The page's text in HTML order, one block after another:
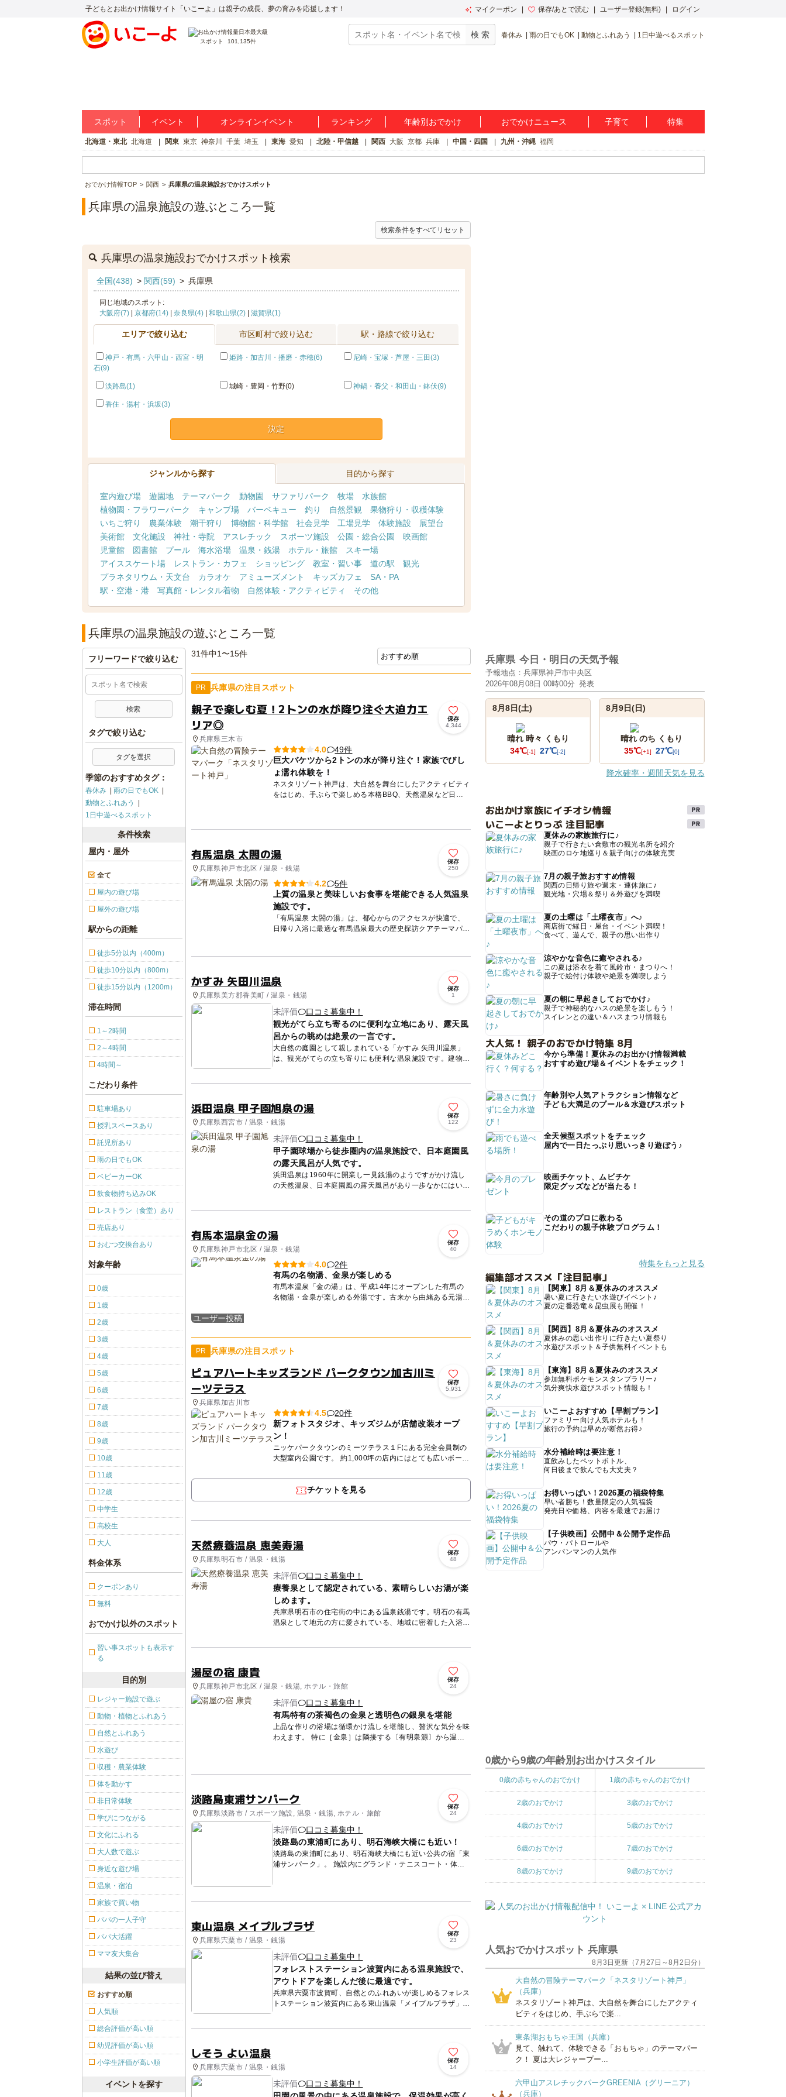
子どもとお出かけ情報サイト「いこーよ」は親子の成長、夢の育みを応援します！ マイクーポン 保存/あとで読む ユーザー登録(無料) ログイン
スポット 101,135件
春休み 雨の日でもOK 動物とふれあう 1日中遊べるスポット
スポット イベント オンラインイベント ランキング 年齢別おでかけ おでかけニュース 子育て 特集
北海道・東北 北海道 関東 東京 神奈川 千葉 埼玉 東海 愛知 北陸・甲信越 関西 大阪 京都 兵庫 中国・四国 九州・沖縄 福岡
おでかけ情報TOP 関西 兵庫県の温泉施設おでかけスポット
兵庫県の温泉施設の遊ぶところ一覧
検索条件をすべてリセット
兵庫県の温泉施設おでかけスポット検索
全国(438) > 関西(59) > 兵庫県
同じ地域のスポット:
大阪府(7)| 京都府(14)| 奈良県(4)| 和歌山県(2)| 滋賀県(1)
エリアで絞り込む 市区町村で絞り込む 駅・路線で絞り込む
神戸・有馬・六甲山・西宮・明
石(9)
姫路・加古川・播磨・赤穂(6) 尼崎・宝塚・芦屋・三田(3)
淡路島(1) 城崎・豊岡・竹野(0) 神鍋・養父・和田山・鉢伏(9)
香住・湯村・浜坂(3)
決定
ジャンルから探す 目的から探す
室内遊び場 遊園地 テーマパーク 動物園 サファリパーク 牧場
水族館
植物園・フラワーパーク
キャンプ場 バーベキュー 釣り 自然景観
果物狩り・収穫体験
いちご狩り
農業体験 潮干狩り 博物館・科学館 社会見学 工場見学 体験施設
展望台
美術館
文化施設 神社・寺院 アスレチック スポーツ施設 公園・総合公園
映画館
児童館
図書館 プール 海水浴場 温泉・銭湯 ホテル・旅館
スキー場
アイススケート場
レストラン・カフェ ショッピング 教室・習い事 道の駅
観光
プラネタリウム・天文台
カラオケ アミューズメント キッズカフェ
SA・PA
駅・空港・港
写真館・レンタル着物 自然体験・アクティビティ その他
兵庫県の温泉施設の遊ぶところ一覧
31件中1〜15件
PR 兵庫県の注目スポット
親子で楽しむ夏！2トンの水が降り注ぐ大迫力エ
リア◎
兵庫県三木市
保存
4,344
4.0
49件
巨大バケツから2トンの水が降り注ぐ！家族でびし
ょ濡れ体験を！
ネスタリゾート神戸は、大自然を舞台にしたアクティビティ
をはじめ、手ぶらで楽しめる本格BBQ、天然温泉など日帰
有馬温泉 太閤の湯
兵庫県神戸市北区 / 温泉・銭湯
保存
250
4.2
5件
上質の温泉と美味しいお食事を堪能できる人気温泉
施設です。
「有馬温泉 太閤の湯」は、都心からのアクセスが快適で、
日帰り入浴に最適な有馬温泉最大の歴史探訪クアテーマパー
かすみ 矢田川温泉
兵庫県美方郡香美町 / 温泉・銭湯
保存
1
未評価
口コミ募集中！
観光がてら立ち寄るのに便利な立地にあり、露天風
呂からの眺めは絶景の一言です。
大自然の庭園として親しまれている「かすみ 矢田川温泉」
は、観光がてらの立ち寄りにも便利な温泉施設です。建物か
らは木の温もりが感じられ、家庭的な雰囲気を演出していま
浜田温泉 甲子園旭泉の湯
兵庫県西宮市 / 温泉・銭湯
保存
122
未評価
口コミ募集中！
甲子園球場から徒歩圏内の温泉施設で、日本庭園風
の露天風呂が人気です。
浜田温泉は1960年に開業し一見銭湯のようですがかけ流し
の天然温泉、日本庭園風の露天風呂があり一歩なかにはいる
有馬本温泉金の湯
兵庫県神戸市北区 / 温泉・銭湯
保存
40
ユーザー投稿
4.0
2件
有馬の名物湯、金泉が楽しめる
有馬本温泉「金の湯」は、平成14年にオープンした有馬の
名物湯・金泉が楽しめる外湯です。古来から由緒ある元湯と
PR 兵庫県の注目スポット
ピュアハートキッズランド パークタウン加古川ミ
ーツテラス
兵庫県加古川市
保存
5,931
4.5
20件
新フォトスタジオ、キッズジムが店舗改装オープ
ン！
ニッケパークタウンのミーツテラス１Fにある完全会員制の
大型室内公園です。 約1,000坪の店内にはとても広いボール
な遊...
チケットを見る
天然療養温泉 恵美寿湯
兵庫県明石市 / 温泉・銭湯
保存
48
未評価
口コミ募集中！
療養泉として認定されている、素晴らしいお湯が楽
しめます。
兵庫県明石市の住宅街の中にある温泉銭湯です。明石の有馬
温泉として地元の方に愛されている、地域に密着した入浴施
湯屋の宿 康貴
兵庫県神戸市北区 / 温泉・銭湯, ホテル・旅館
保存
24
未評価
口コミ募集中！
有馬特有の茶褐色の金泉と透明色の銀泉を堪能
上品な作りの浴場は循環かけ流しを堪能し、贅沢な気分を味
わえます。 特に［金泉］は隣接する〔有明泉源〕から温泉
淡路島東浦サンパーク
兵庫県淡路市 / スポーツ施設, 温泉・銭湯, ホテル・旅館
保存
24
未評価
口コミ募集中！
淡路島の東浦町にあり、明石海峡大橋にも近い！
淡路島の東浦町にあり、明石海峡大橋にも近い公共の宿「東
浦サンパーク」。 施設内にグランド・テニスコート・体育
設・飲食施設...
東山温泉 メイプルプラザ
兵庫県宍粟市 / 温泉・銭湯
保存
23
未評価
口コミ募集中！
フォレストステーション波賀内にある温泉施設で、
アウトドアを楽しんだ後に最適です。
兵庫県宍粟市波賀町、自然とのふれあいが楽しめるフォレス
トステーション波賀内にある東山温泉「メイプルプラザ」。
東山温泉「ラドンの湯」には、露天風呂やジェット風呂、泡
しそう よい温泉
兵庫県宍粟市 / 温泉・銭湯
保存
14
未評価
口コミ募集中！
フリーワードで絞り込む
タグで絞り込む
タグを選択
季節のおすすめタグ：
春休み
雨の日でもOK
動物とふれあう
1日中遊べるスポット
条件検索
屋内・屋外
全て
屋内の遊び場
屋外の遊び場
駅からの距離
徒歩5分以内（400m）
徒歩10分以内（800m）
徒歩15分以内（1200m）
滞在時間
1～2時間
2～4時間
4時間～
こだわり条件
駐車場あり
授乳スペースあり
託児所あり
雨の日でもOK
ベビーカーOK
飲食物持ち込みOK
レストラン（食堂）あり
売店あり
おむつ交換台あり
対象年齢
0歳
1歳
2歳
3歳
4歳
5歳
6歳
7歳
8歳
9歳
10歳
11歳
12歳
中学生
高校生
大人
料金体系
クーポンあり
無料
おでかけ以外のスポット
習い事スポットも表示す
る
目的別
レジャー施設で遊ぶ
動物・植物とふれあう
自然とふれあう
水遊び
収穫・農業体験
体を動かす
非日常体験
学びにつながる
文化にふれる
大人数で遊ぶ
身近な遊び場
温泉・宿泊
家族で買い物
パパの一人子守
パパ大活躍
ママ友大集合
結果の並び替え
おすすめ順
人気順
総合評価が高い順
幼児評価が高い順
小学生評価が高い順
イベントを探す
兵庫県 今日・明日の天気予報
予報地点：兵庫県神戸市中央区
2026年08月08日 00時00分 発表
8月8日(土)
晴れ 時々 くもり
34℃[-1] 27℃[-2]
8月9日(日)
晴れ のち くもり
35℃[+1] 27℃[0]
降水確率・週間天気を見る
お出かけ家族にイチオシ情報
いこーよとりっぷ 注目記事
夏休みの家族旅行に♪
親子で行きたい倉敷市の観光名所を紹介
映画のロケ地巡り＆親子向けの体験充実
7月の親子旅おすすめ情報
関西の日帰り旅や週末・連休旅に♪
観光地・穴場＆祭り＆外遊びを満喫
夏の土曜は「土曜夜市」へ♪
商店街で縁日・屋台・イベント満喫！
食べて、遊んで、親子の思い出作り
涼やかな音色に癒やされる♪
この夏は浴衣を着て風鈴市・まつりへ！
親子で絵付け体験や絶景を満喫しよう
夏の朝に早起きしておでかけ♪
親子で神秘的なハスの絶景を楽しもう！
スイレンとの違い＆ハスまつり情報も
大人気！ 親子のおでかけ特集 8月
今から準備！夏休みのお出かけ情報満載
おすすめ遊び場＆イベントをチェック！
年齢別や人気アトラクション情報など
子ども大満足のプール＆水遊びスポット
全天候型スポットをチェック
屋内で一日たっぷり思いっきり遊ぼう♪
映画チケット、ムビチケ
限定グッズなどが当たる！
その道のプロに教わる
こだわりの親子体験プログラム！
特集をもっと見る
編集部オススメ「注目記事」
【関東】8月＆夏休みのオススメ
暑い夏に行きたい水遊びイベント♪
夏の定番恐竜＆昆虫展も開催！
【関西】8月＆夏休みのオススメ
夏休みの思い出作りに行きたい夏祭り
水遊びスポット＆子供無料イベントも
【東海】8月＆夏休みのオススメ
参加無料ポケモンスタンプラリー♪
気分爽快水遊びスポット情報も！
いこーよおすすめ【早割プラン】
ファミリー向け人気ホテルも！
旅行の予約は早めが断然お得♪
水分補給時は要注意！
直飲みしたペットボトル、
何日後まで飲んでも大丈夫？
お得いっぱい！2026夏の福袋特集
早い者勝ち！数量限定の人気福袋
発売日や価格、内容を最速でお届け
【子供映画】公開中＆公開予定作品
パウ・パトロールや
アンパンマンの人気作
0歳から9歳の年齢別お出かけスタイル
0歳の赤ちゃんのおでかけ 1歳の赤ちゃんのおでかけ
2歳のおでかけ 3歳のおでかけ
4歳のおでかけ 5歳のおでかけ
6歳のおでかけ 7歳のおでかけ
8歳のおでかけ 9歳のおでかけ
人気おでかけスポット 兵庫県
8月3日更新（7月27日～8月2日分）
1
大自然の冒険テーマパーク「ネスタリゾート神戸」
（兵庫）
ネスタリゾート神戸は、大自然を舞台にしたアクティ
ビティをはじめ、手ぶらで楽...
2
東条湖おもちゃ王国（兵庫）
見て、触れて、体験できる「おもちゃ」のテーマパー
ク！ 夏は大レジャープー...
六甲山アスレチックパークGREENIA（グリーニア）
（兵庫）